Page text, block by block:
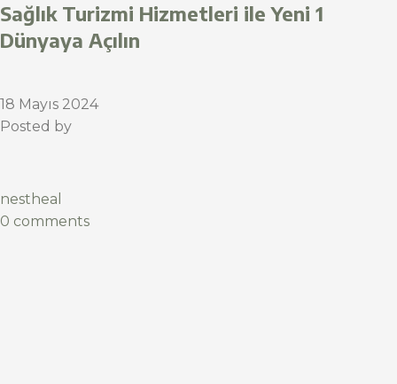
Sağlık Turizmi Hizmetleri ile Yeni 1
Dünyaya Açılın
18 Mayıs 2024
Posted by
nestheal
0 comments